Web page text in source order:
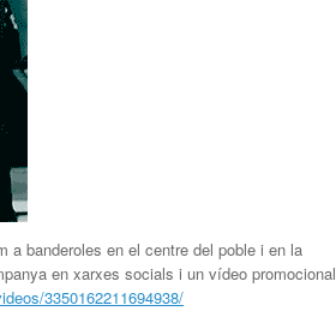
a banderoles en el centre del poble i en la
en xarxes socials i un vídeo promocional
3350162211694938/